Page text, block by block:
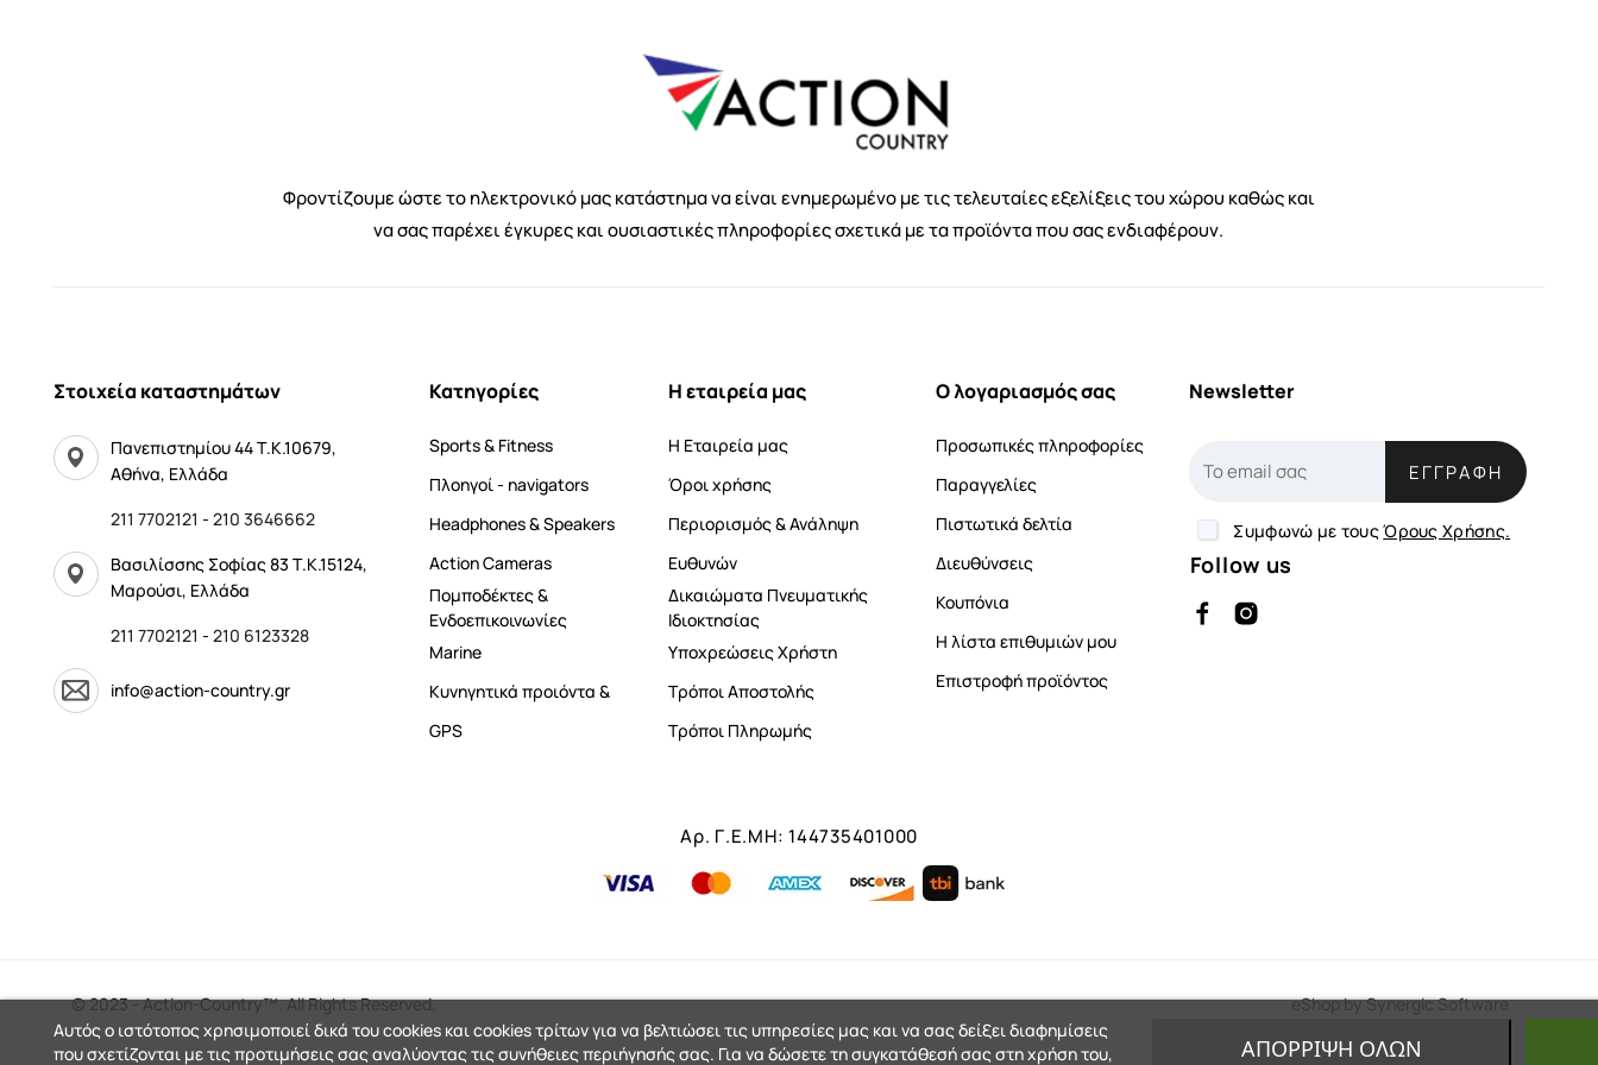
Φροντίζουμε ώστε το ηλεκτρονικό μας κατάστημα να είναι ενημερωμένο με τις τελευταίες εξελίξεις του χώρου καθώς και
να σας παρέχει έγκυρες και ουσιαστικές πληροφορίες σχετικά με τα προϊόντα που σας ενδιαφέρουν.
Στοιχεία καταστημάτων
Πανεπιστημίου 44 Τ.Κ.10679,
Αθήνα, Ελλάδα
211 7702121 - 210 3646662
Βασιλίσσης Σοφίας 83 Τ.Κ.15124,
Μαρούσι, Ελλάδα
211 7702121 - 210 6123328
info@action-country.gr
Κατηγορίες
Sports & Fitness
Πλοηγοί - navigators
Headphones & Speakers
Αction Cameras
Πομποδέκτες &
Ενδοεπικοινωνίες
Marine
Κυνηγητικά προιόντα &
GPS
Η εταιρεία μας
Η Εταιρεία μας
Όροι χρήσης
Περιορισμός & Ανάληψη
Ευθυνών
Δικαιώματα Πνευματικής
Ιδιοκτησίας
Υποχρεώσεις Χρήστη
Τρόποι Αποστολής
Τρόποι Πληρωμής
Ο λογαριασμός σας
Προσωπικές πληροφορίες
Παραγγελίες
Πιστωτικά δελτία
Διευθύνσεις
Κουπόνια
Η λίστα επιθυμιών μου
Επιστροφή προϊόντος
Newsletter
ΕΓΓΡΑΦΉ
Συμφωνώ με τουςΌρους Χρήσης.
Follow us
Αρ. Γ.Ε.ΜΗ: 144735401000
Αυτός ο ιστότοπος χρησιμοποιεί δικά του cookies και cookies τρίτων για να βελτιώσει τις υπηρεσίες μας και να σας δείξει διαφημίσεις
που σχετίζονται με τις προτιμήσεις σας αναλύοντας τις συνήθειες περιήγησής σας. Για να δώσετε τη συγκατάθεσή σας στη χρήση του,
ΑΠΌΡΡΙΨΗ ΌΛΩΝ
© 2023 - Action-Country™. All Rights Reserved. eShop by Synergic Software